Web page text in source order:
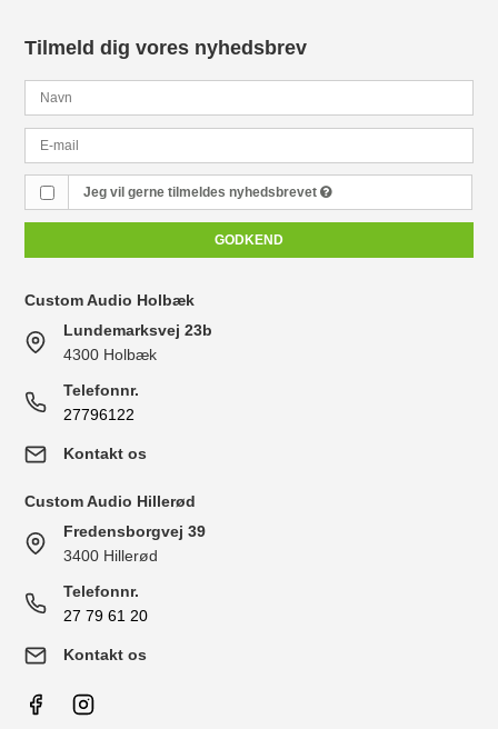
Tilmeld dig vores nyhedsbrev
Jeg vil gerne tilmeldes nyhedsbrevet
GODKEND
Custom Audio Holbæk
Lundemarksvej 23b
4300 Holbæk
Telefonnr.
27796122
Kontakt os
Custom Audio Hillerød
Fredensborgvej 39
3400 Hillerød
Telefonnr.
27 79 61 20
Kontakt os